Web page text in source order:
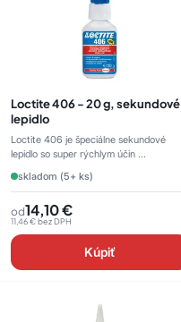
Loctite 406 - 20 g, sekundové
lepidlo
Loctite 406 je špeciálne sekundové
lepidlo so super rýchlym účin ...
skladom (5+ ks)
od14,10€
11,46€bez DPH
Kúpiť